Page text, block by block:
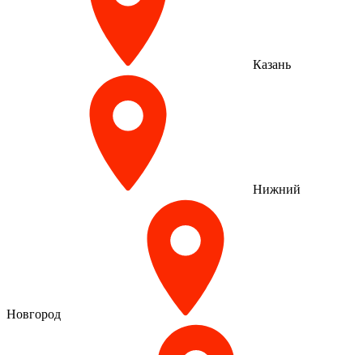
Казань
Нижний
Новгород